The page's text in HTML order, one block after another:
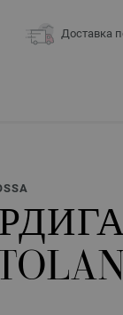
Доставка